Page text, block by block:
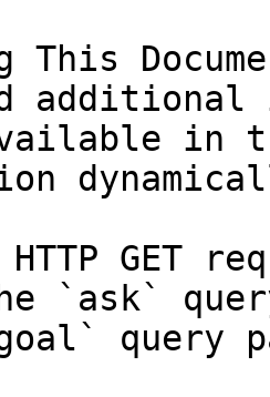
This
in
HTTP GET
`ask`
query